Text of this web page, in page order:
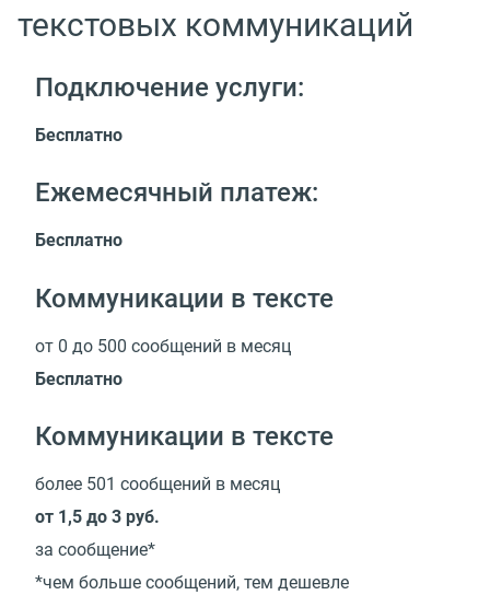
текстовых коммуникаций
Подключение услуги:
Бесплатно
Ежемесячный платеж:
Бесплатно
Коммуникации в тексте
от 0 до 500 сообщений в месяц
Бесплатно
Коммуникации в тексте
более 501 сообщений в месяц
от 1,5 до 3 руб.
за сообщение*
*чем больше сообщений, тем дешевле